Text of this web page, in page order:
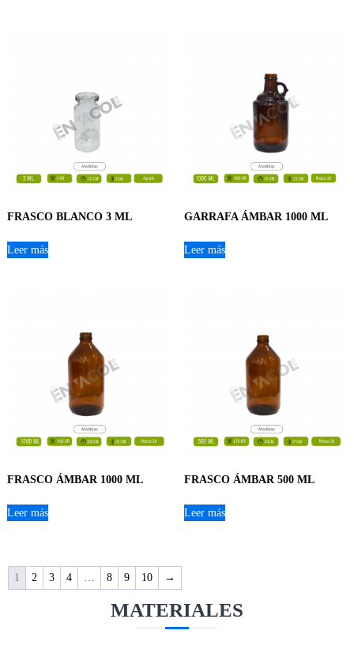
FRASCO BLANCO 3 ML
Leer más
GARRAFA ÁMBAR 1000 ML
Leer más
FRASCO ÁMBAR 1000 ML
Leer más
FRASCO ÁMBAR 500 ML
Leer más
1 2 3 4 8 9 10 →
MATERIALES